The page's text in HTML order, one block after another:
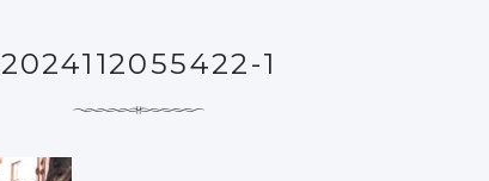
2024112055422-1